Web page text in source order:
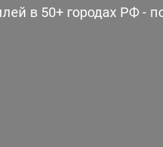
в 50+ городах РФ -